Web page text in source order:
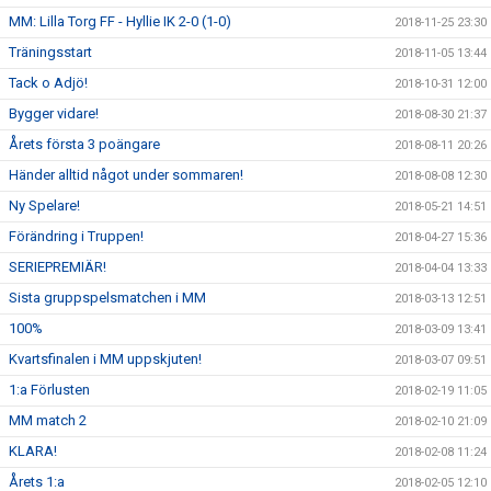
MM: Lilla Torg FF - Hyllie IK 2-0 (1-0) 2018-11-25 23:30
Träningsstart 2018-11-05 13:44
Tack o Adjö! 2018-10-31 12:00
Bygger vidare! 2018-08-30 21:37
Årets första 3 poängare 2018-08-11 20:26
Händer alltid något under sommaren! 2018-08-08 12:30
Ny Spelare! 2018-05-21 14:51
Förändring i Truppen! 2018-04-27 15:36
SERIEPREMIÄR! 2018-04-04 13:33
Sista gruppspelsmatchen i MM 2018-03-13 12:51
100% 2018-03-09 13:41
Kvartsfinalen i MM uppskjuten! 2018-03-07 09:51
1:a Förlusten 2018-02-19 11:05
MM match 2 2018-02-10 21:09
KLARA! 2018-02-08 11:24
Årets 1:a 2018-02-05 12:10